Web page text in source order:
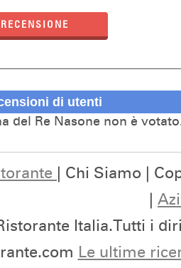
di utenti
del Re Nasone non è
| Chi Siamo |
|
Italia.Tutti i
Le ultime